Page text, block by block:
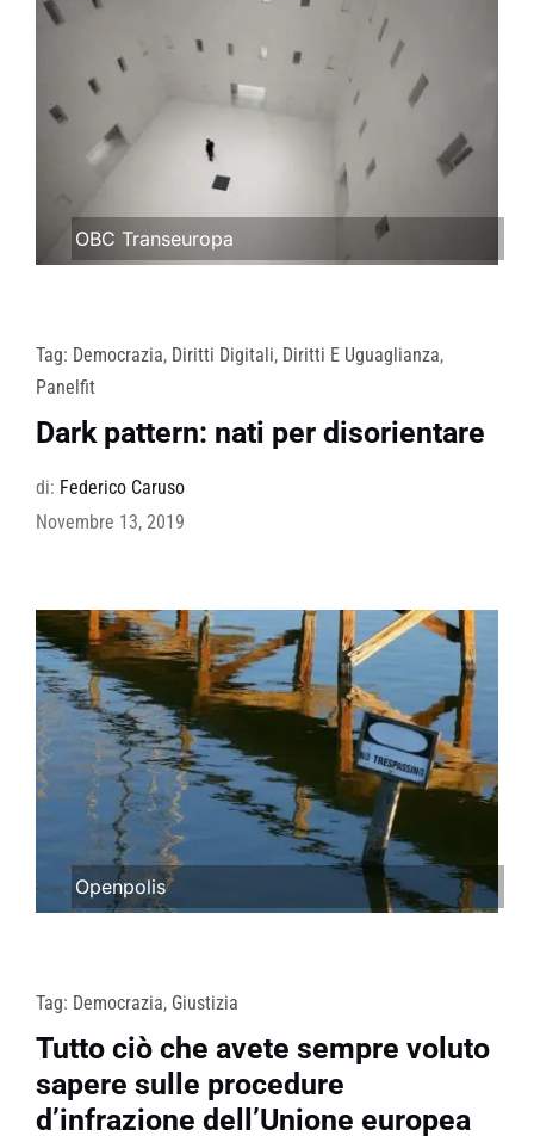
OBC Transeuropa
Tag: Democrazia, Diritti Digitali, Diritti E Uguaglianza,
Panelfit
Dark pattern: nati per disorientare
di: Federico Caruso
Novembre 13, 2019
Openpolis
Tag: Democrazia, Giustizia
Tutto ciò che avete sempre voluto
sapere sulle procedure
d’infrazione dell’Unione europea